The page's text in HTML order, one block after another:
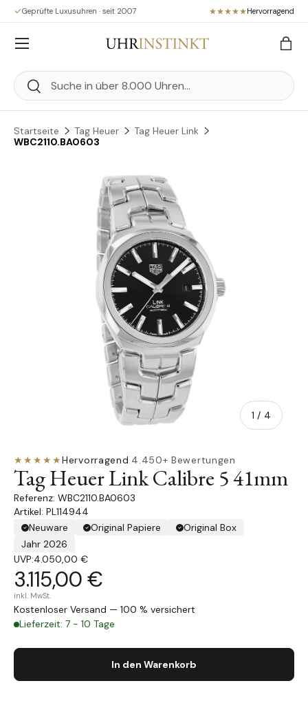
Direkt zum Inhalt
Geprüfte Luxusuhren · seit 2007 Hervorragend
Suchen
Suchen
Menü
Startseite Tag Heuer
Tag Heuer Link
WBC2110.BA0603
Zu Produktinformationen springen
1 / von
4
★★★★★Hervorragend·4.450+ Bewertungen
Tag Heuer Link Calibre 5 41mm
WBC2110.BA0603
Artikel: PL114944
Neuware
Original Papiere
Original Box
Jahr 2026
UVP:4.050,00 €
3.115,00 €
inkl. MwSt.
Kostenloser Versand — 100 % versichert
Lieferzeit: 7 - 10 Tage
In den Warenkorb